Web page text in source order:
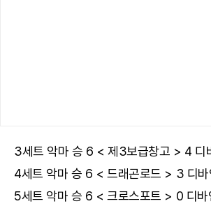
3세트 악마 승 6 < 제3보급창고 > 4 디
4세트 악마 승 6 < 드래곤로드 > 3 디바
5세트 악마 승 6 < 크로스포트 > 0 디바